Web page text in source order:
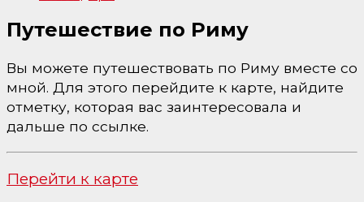
Путешествие по Риму
Вы можете путешествовать по Риму вместе со
мной. Для этого перейдите к карте, найдите
отметку, которая вас заинтересовала и
дальше по ссылке.
Перейти к карте